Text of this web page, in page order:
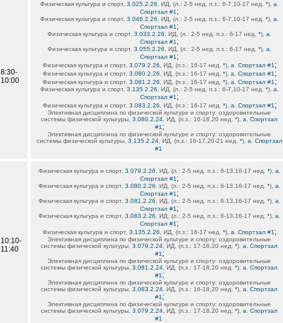
8:30-
10:00
Физическая культура и спорт, 3.025.2.26 , ИД, (л.: 2-5 нед. п.з.: 6-7,10-17 нед. *), а.
Спортзал #1 ;
Физическая культура и спорт, 3.046.2.26 , ИД, (л.: 2-5 нед. п.з.: 6-7,10-17 нед. *), а.
Спортзал #1 ;
Физическая культура и спорт, 3.033.2.26 , ИД, (л.: 2-5 нед. п.з.: 6-17 нед. *), а.
Спортзал #1 ;
Физическая культура и спорт, 3.055.2.26 , ИД, (л.: 2-5 нед. п.з.: 6-17 нед. *), а.
Спортзал #1 ;
Физическая культура и спорт, 3.079.2.26 , ИД, (п.з.: 16-17 нед. *), а. Спортзал #1 ;
Физическая культура и спорт, 3.080.2.26 , ИД, (п.з.: 16-17 нед. *), а. Спортзал #1 ;
Физическая культура и спорт, 3.081.2.26 , ИД, (п.з.: 16-17 нед. *), а. Спортзал #1 ;
Физическая культура и спорт, 3.135.2.26 , ИД, (л.: 2-5 нед. п.з.: 6-7,10-17 нед. *), а.
Спортзал #1 ;
Физическая культура и спорт, 3.083.2.26 , ИД, (п.з.: 16-17 нед. *), а. Спортзал #1 ;
Элективная дисциплина по физической культуре и спорту: оздоровительные
системы физической культуры, 3.080.2.24 , ИД, (п.з.: 16-18,20 нед. *), а. Спортзал
#1 ;
Элективная дисциплина по физической культуре и спорту: оздоровительные
системы физической культуры, 3.135.2.24, ИД, (п.з.: 16-17,20-21 нед. *), а. Спортзал
#1
10:10-
11:40
Физическая культура и спорт, 3.079.2.26 , ИД, (л.: 2-5 нед. п.з.: 6-13,16-17 нед. *), а.
Спортзал #1 ;
Физическая культура и спорт, 3.080.2.26 , ИД, (л.: 2-5 нед. п.з.: 6-13,16-17 нед. *), а.
Спортзал #1 ;
Физическая культура и спорт, 3.081.2.26 , ИД, (л.: 2-5 нед. п.з.: 6-13,16-17 нед. *), а.
Спортзал #1 ;
Физическая культура и спорт, 3.083.2.26 , ИД, (л.: 2-5 нед. п.з.: 6-13,16-17 нед. *), а.
Спортзал #1 ;
Физическая культура и спорт, 3.135.2.26 , ИД, (п.з.: 16-17 нед. *), а. Спортзал #1 ;
Элективная дисциплина по физической культуре и спорту: оздоровительные
системы физической культуры, 3.079.2.24 , ИД, (п.з.: 17-18,20 нед. *), а. Спортзал
#1 ;
Элективная дисциплина по физической культуре и спорту: оздоровительные
системы физической культуры, 3.081.2.24 , ИД, (п.з.: 17-18,20 нед. *), а. Спортзал
#1 ;
Элективная дисциплина по физической культуре и спорту: оздоровительные
системы физической культуры, 3.083.2.24 , ИД, (п.з.: 16-18,20 нед. *), а. Спортзал
#1 ;
Элективная дисциплина по физической культуре и спорту: оздоровительные
системы физической культуры, 3.079.2.24 , ИД, (п.з.: 17-18,20 нед. *), а. Спортзал
#1